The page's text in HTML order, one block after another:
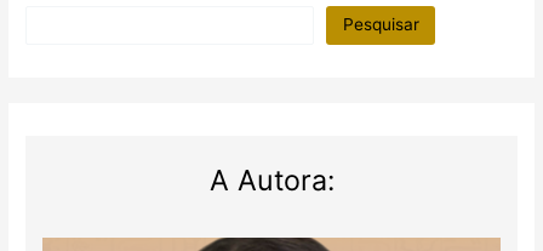
Pesquisar
A Autora: